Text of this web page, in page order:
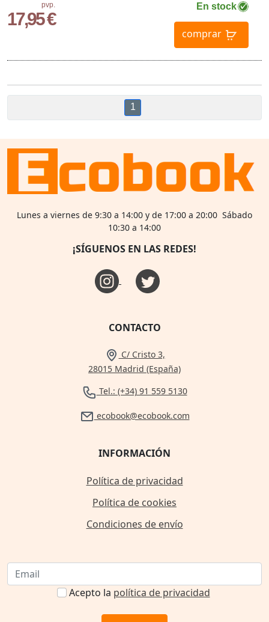
pvp.
17,95 €
En stock
comprar
1
Lunes a viernes de 9:30 a 14:00 y de 17:00 a 20:00 Sábado
10:30 a 14:00
¡SÍGUENOS EN LAS REDES!
CONTACTO
C/ Cristo 3,
28015 Madrid (España)
Tel.: (+34) 91 559 5130
ecobook@ecobook.com
INFORMACIÓN
Política de privacidad
Política de cookies
Condiciones de envío
Acepto la política de privacidad